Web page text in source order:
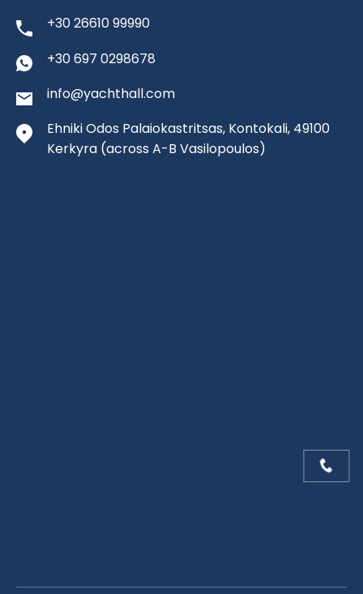
+30 26610 99990
+30 697 0298678
info@yachthall.com
Ehniki Odos Palaiokastritsas, Kontokali, 49100
Kerkyra (across A-B Vasilopoulos)